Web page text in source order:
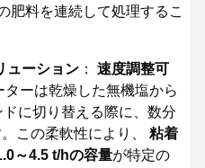
肥料を連続して処理するこ
ューション ： 速度調整可
ーは乾燥した無機塩から
に切り替える際に、数分
この柔軟性により、 粘着
～4.5 t/hの容量が特定の